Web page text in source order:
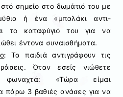
σημείο στο δωμάτιό του με
ή ένα «μπαλάκι αντι-
το καταφύγιό του για να
έντονα συναισθήματα.
: Τα παιδιά αντιγράφουν τις
Όταν εσείς νιώθετε
φωναχτά: «Τώρα είμαι
πάρω 3 βαθιές ανάσες για να